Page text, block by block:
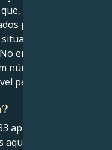
embora todos
próprios, você
É
entanto, seja qual
número, há uma
pelos seus actos.
aplica-se a todos
cujas vidas